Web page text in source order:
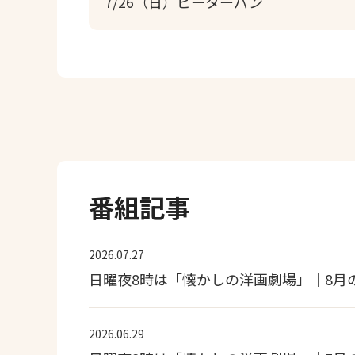
番組記事
2026.07.27
日曜夜8時は「懐かしの洋画劇場」｜8月
2026.06.29